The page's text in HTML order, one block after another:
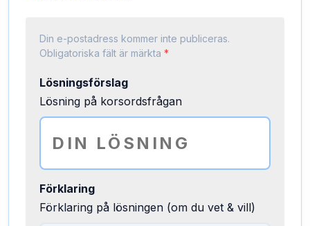
Din e-postadress kommer inte publiceras.
Obligatoriska fält är märkta *
Lösningsförslag
Lösning på korsordsfrågan
Förklaring
Förklaring på lösningen (om du vet & vill)